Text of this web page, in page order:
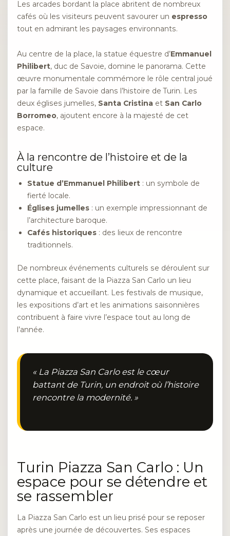
Les arcades bordant la place abritent de nombreux
cafés où les visiteurs peuvent savourer un espresso
tout en admirant les paysages environnants.
Au centre de la place, la statue équestre d’Emmanuel
Philibert, duc de Savoie, domine le panorama. Cette
œuvre monumentale commémore le rôle central joué
par la famille de Savoie dans l’histoire de Turin. Les
deux églises jumelles, Santa Cristina et San Carlo
Borromeo, ajoutent encore à la majesté de cet
espace.
À la rencontre de l’histoire et de la
culture
Statue d’Emmanuel Philibert : un symbole de
fierté locale.
Églises jumelles : un exemple impressionnant de
l’architecture baroque.
Cafés historiques : des lieux de rencontre
traditionnels.
De nombreux événements culturels se déroulent sur
cette place, faisant de la Piazza San Carlo un lieu
dynamique et accueillant. Les festivals de musique,
les expositions d’art et les animations saisonnières
contribuent à faire vivre l’espace tout au long de
l’année.
« La Piazza San Carlo est le cœur
battant de Turin, un endroit où l’histoire
rencontre la modernité. »
Turin Piazza San Carlo : Un
espace pour se détendre et
se rassembler
La Piazza San Carlo est un lieu prisé pour se reposer
après une journée de découvertes. Ses espaces